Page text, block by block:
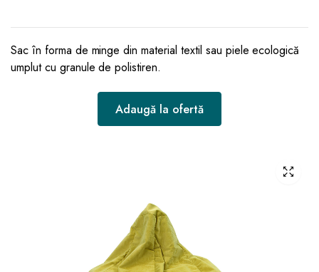
Sac în forma de minge din material textil sau piele ecologică
umplut cu granule de polistiren.
Adaugă la ofertă